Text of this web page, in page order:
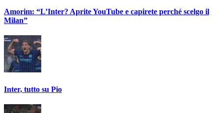
Amorim: “L’Inter? Aprite YouTube e capirete perché scelgo il
Milan”
Inter, tutto su Pio